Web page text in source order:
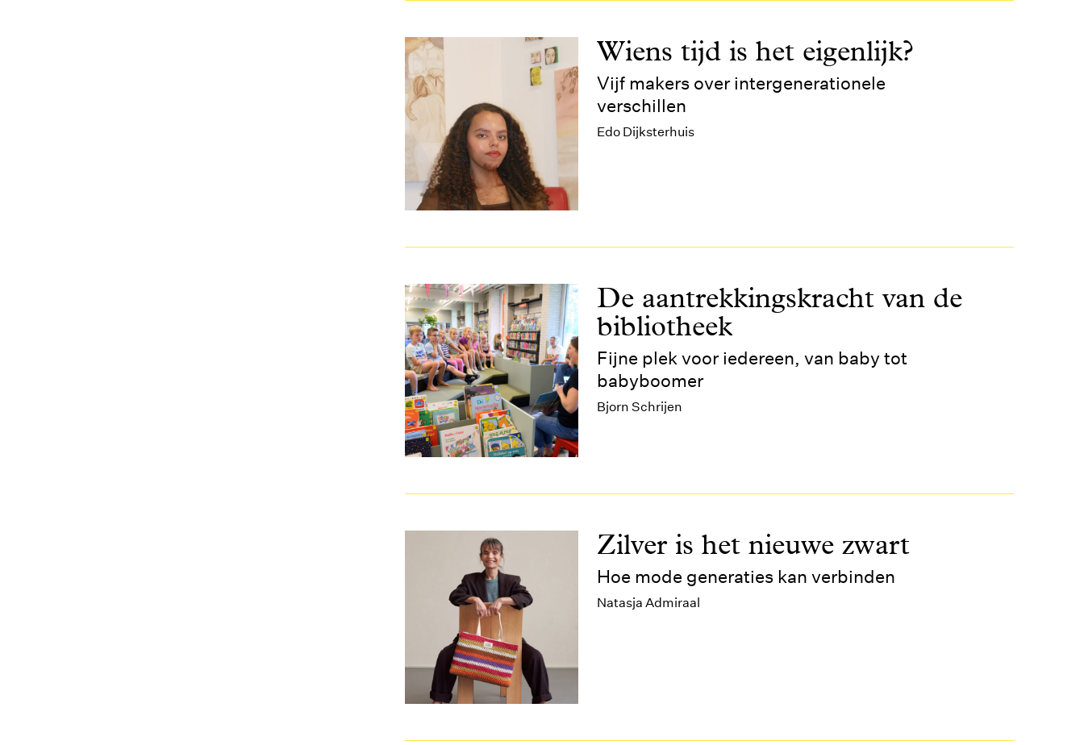
Wiens tijd is het eigenlijk?
Vijf makers over intergenerationele
verschillen
Edo Dijksterhuis
De aantrekkingskracht van de
bibliotheek
Fijne plek voor iedereen, van baby tot
babyboomer
Bjorn Schrijen
Zilver is het nieuwe zwart
Hoe mode generaties kan verbinden
Natasja Admiraal